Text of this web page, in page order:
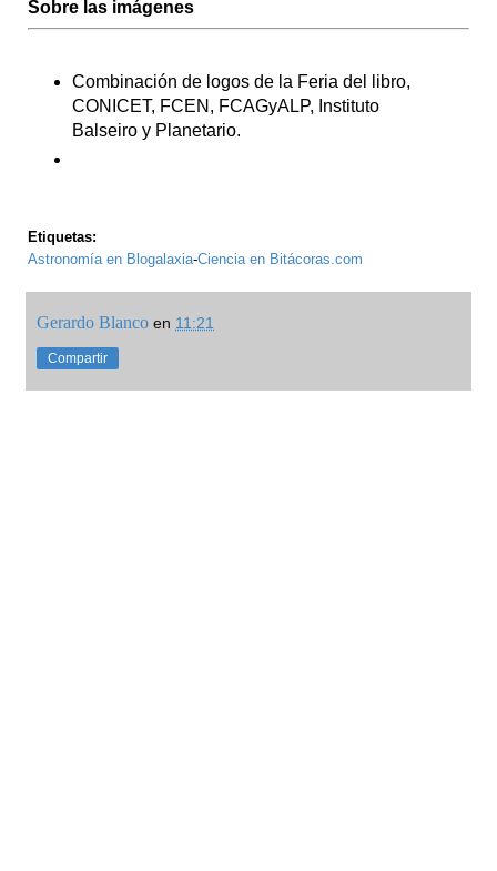
Sobre las imágenes
Combinación de logos de la Feria del libro,
CONICET, FCEN, FCAGyALP, Instituto
Balseiro y Planetario.
Etiquetas:
Astronomía en Blogalaxia-Ciencia en Bitácoras.com
Gerardo Blanco en 11:21
Compartir